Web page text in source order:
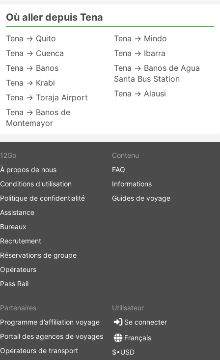
Où aller depuis Tena
Tena → Quito
Tena → Cuenca
Tena → Banos
Tena → Krabi
Tena → Toraja Airport
Tena → Banos de
Montemayor
Tena → Mindo
Tena → Ibarra
Tena → Banos de Agua
Santa Bus Station
Tena → Alausi
12Go
À propos de nous
Conditions d'utilisation
Politique de confidentialité
Assistance
Bureaux
Recrutement
Réservations de groupe
Opérateurs
Pass Rail
Contenu
FAQ
Informations
Guides de voyage
Partenaires
Programme d’affiliation voyage
Portail des agences de voyages
Opérateurs de transport
Utilisateur
Se connecter
Français
$•USD